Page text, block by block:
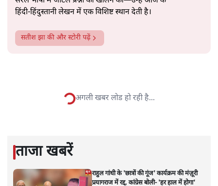
संस्कृति और भाषा पर उनकी दृष्टि गहरी और साफ़ है। उनकी शैली—
सरल भाषा में जटिल प्रश्नों को खोलने की—उन्हें आज के
की और स्टोरी पढ़ें